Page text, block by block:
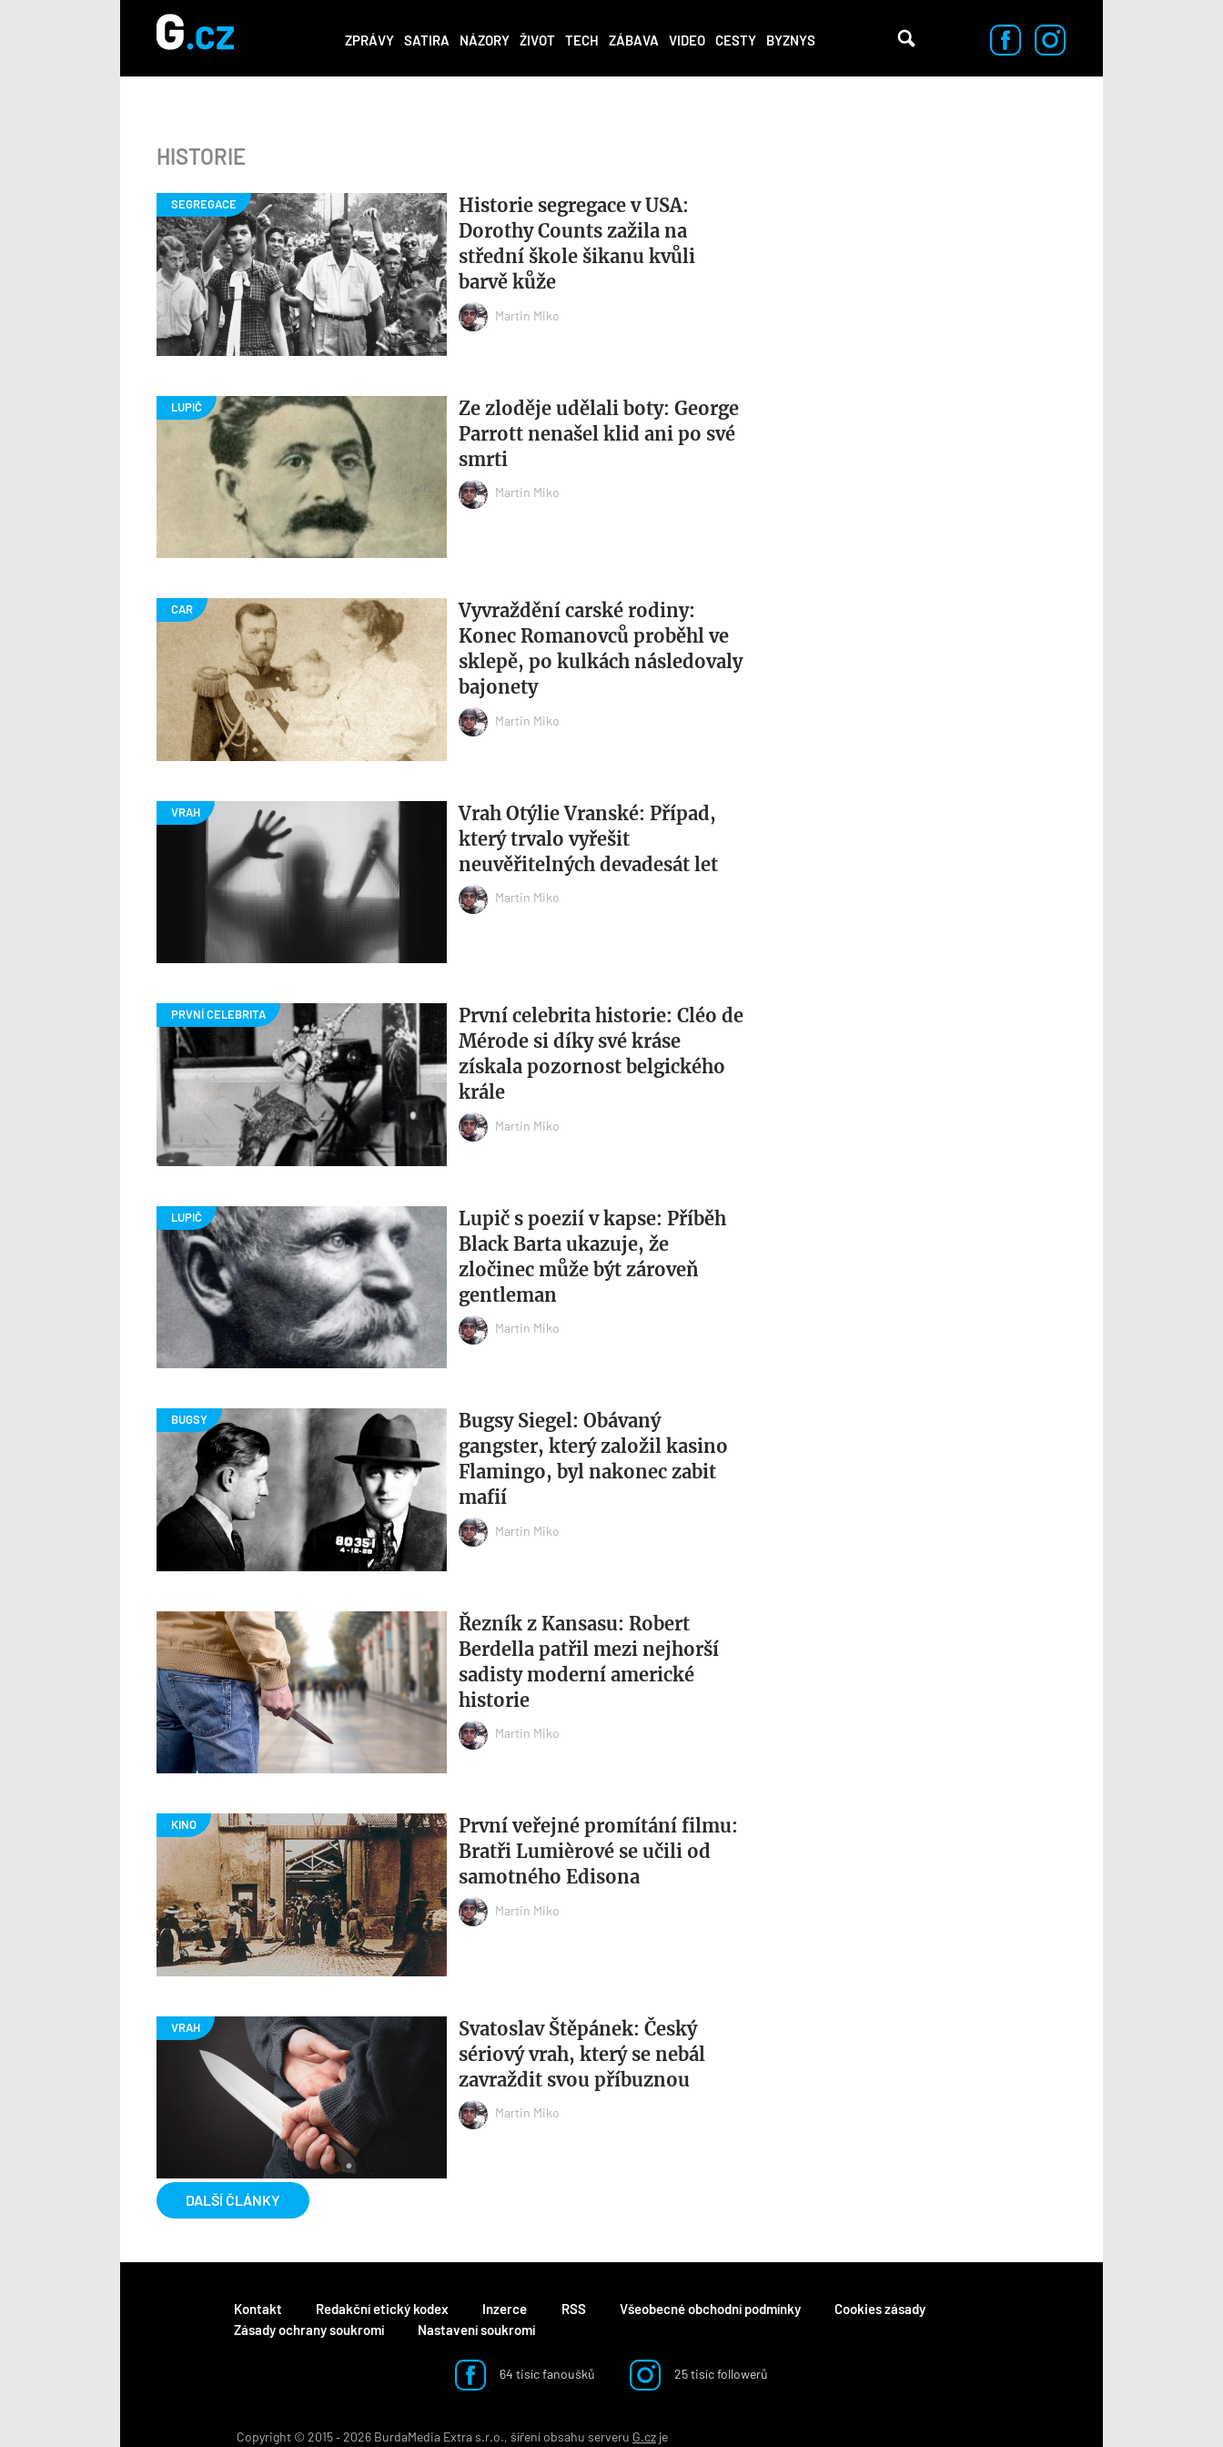
ZPRÁVY SATIRA NÁZORY ŽIVOT TECH ZÁBAVA VIDEO CESTY BYZNYS
HISTORIE
Historie segregace v USA:
Dorothy Counts zažila na
střední škole šikanu kvůli
barvě kůže
Martin Miko
Ze zloděje udělali boty: George
Parrott nenašel klid ani po své
smrti
Martin Miko
Vyvraždění carské rodiny:
Konec Romanovců proběhl ve
sklepě, po kulkách následovaly
bajonety
Martin Miko
Vrah Otýlie Vranské: Případ,
který trvalo vyřešit
neuvěřitelných devadesát let
Martin Miko
První celebrita historie: Cléo de
Mérode si díky své kráse
získala pozornost belgického
krále
Martin Miko
Lupič s poezií v kapse: Příběh
Black Barta ukazuje, že
zločinec může být zároveň
gentleman
Martin Miko
Bugsy Siegel: Obávaný
gangster, který založil kasino
Flamingo, byl nakonec zabit
mafií
Martin Miko
Řezník z Kansasu: Robert
Berdella patřil mezi nejhorší
sadisty moderní americké
historie
Martin Miko
První veřejné promítání filmu:
Bratři Lumièrové se učili od
samotného Edisona
Martin Miko
Svatoslav Štěpánek: Český
sériový vrah, který se nebál
zavraždit svou příbuznou
Martin Miko
DALŠÍ ČLÁNKY
Kontakt Redakční etický kodex Inzerce RSS Všeobecné obchodní podmínky
Cookies zásady
Zásady ochrany soukromí
Nastavení soukromí
64 tisíc fanoušků 25 tisíc followerů
Copyright © 2015 ‐ 2026 BurdaMedia Extra s.r.o., šíření obsahu serveru G.cz je